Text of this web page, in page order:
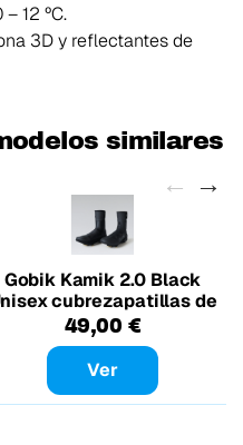
– 12 ºC.
3D y reflectantes de
similares
Gobik Kamik 2.0 Black
cubrezapatillas de
invierno
49,00 €
Ver